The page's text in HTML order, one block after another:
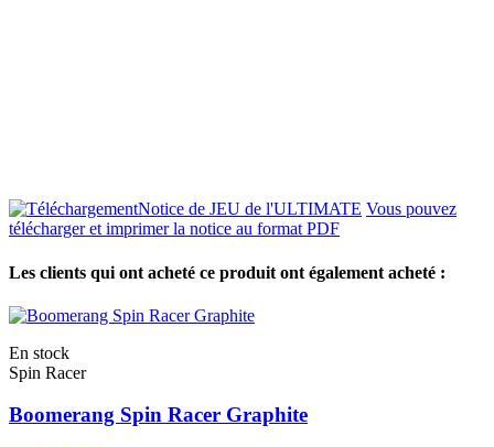
Notice de JEU de l'ULTIMATE Vous pouvez
télécharger et imprimer la notice au format PDF
Les clients qui ont acheté ce produit ont également acheté :
En stock
Spin Racer
Boomerang Spin Racer Graphite